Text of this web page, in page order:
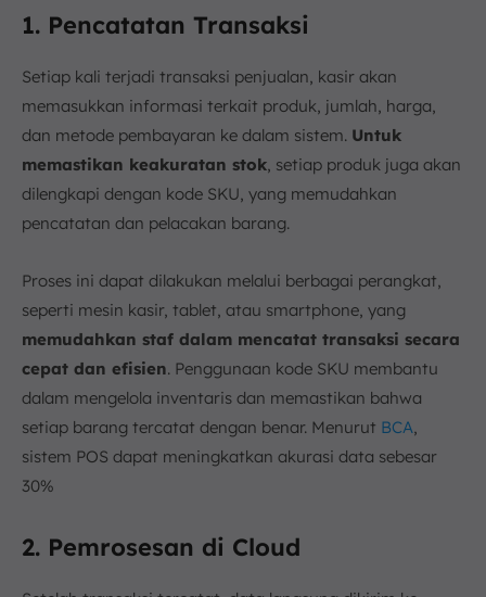
1. Pencatatan Transaksi
Setiap kali terjadi transaksi penjualan, kasir akan
memasukkan informasi terkait produk, jumlah, harga,
dan metode pembayaran ke dalam sistem. Untuk
memastikan keakuratan stok , setiap produk juga akan
dilengkapi dengan kode SKU, yang memudahkan
pencatatan dan pelacakan barang.
Proses ini dapat dilakukan melalui berbagai perangkat,
seperti mesin kasir, tablet, atau smartphone, yang
memudahkan staf dalam mencatat transaksi secara
cepat dan efisien. Penggunaan kode SKU membantu
dalam mengelola inventaris dan memastikan bahwa
setiap barang tercatat dengan benar. Menurut BCA
sistem POS dapat meningkatkan akurasi data sebesar
30%
2. Pemrosesan di Cloud